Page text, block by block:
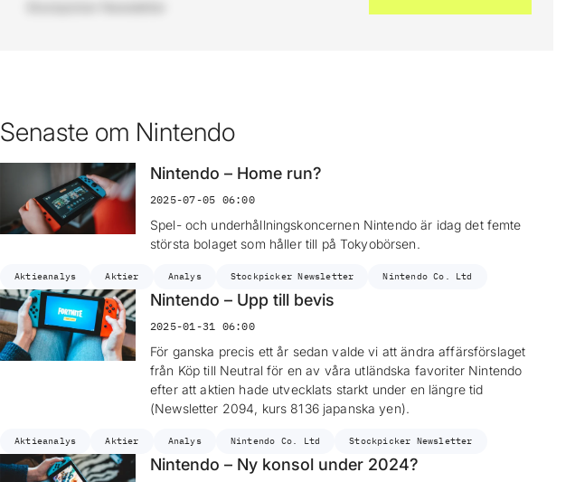
Senaste om Nintendo
Nintendo – Home run?
2025-07-05 06:00
Spel- och underhållningskoncernen Nintendo är idag det femte
största bolaget som håller till på Tokyobörsen.
Aktieanalys Aktier Analys Stockpicker Newsletter Nintendo Co. Ltd
Nintendo – Upp till bevis
2025-01-31 06:00
För ganska precis ett år sedan valde vi att ändra affärsförslaget
från Köp till Neutral för en av våra utländska favoriter Nintendo
efter att aktien hade utvecklats starkt under en längre tid
(Newsletter 2094, kurs 8136 japanska yen).
Aktieanalys Aktier Analys Nintendo Co. Ltd Stockpicker Newsletter
Nintendo – Ny konsol under 2024?